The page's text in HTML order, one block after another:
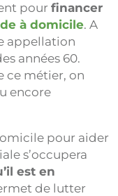
pourfinancer
à domicile.A
appellation
années 60.
ce métier, on
encore
pour aider
s’occupera
est en
de lutter